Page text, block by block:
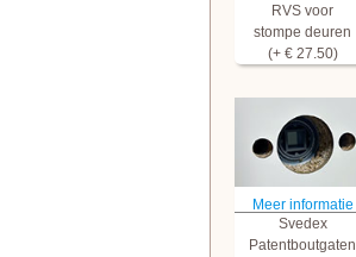
RVS voor
stompe deuren
(+ € 27.50)
Meer informatie
Svedex
Patentboutgaten